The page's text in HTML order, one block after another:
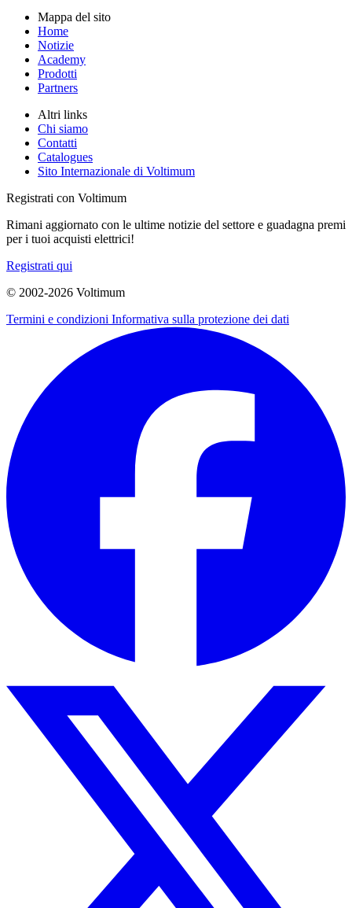
Mappa del sito
Home
Notizie
Academy
Prodotti
Partners
Altri links
Chi siamo
Contatti
Catalogues
Sito Internazionale di Voltimum
Registrati con Voltimum
Rimani aggiornato con le ultime notizie del settore e guadagna premi
per i tuoi acquisti elettrici!
Registrati qui
© 2002-2026 Voltimum
Termini e condizioni Informativa sulla protezione dei dati